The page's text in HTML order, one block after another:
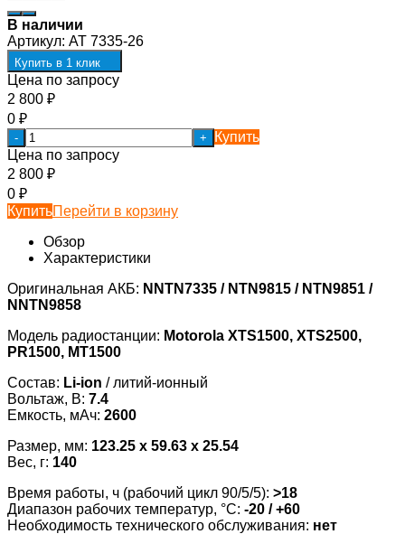
В наличии
Артикул: AT 7335-26
Купить в 1 клик
Цена по запросу
2 800 ₽
0 ₽
- +
Купить
Цена по запросу
2 800 ₽
0 ₽
КупитьПерейти в корзину
Обзор
Характеристики
Оригинальная АКБ: NNTN7335 / NTN9815 / NTN9851 /
NNTN9858
Модель радиостанции: Motorola XTS1500, XTS2500,
PR1500, MT1500
Состав: Li-ion / литий-ионный
Вольтаж, В: 7.4
Емкость, мАч: 2600
Размер, мм: 123.25 x 59.63 x 25.54
Вес, г: 140
Время работы, ч (рабочий цикл 90/5/5): >18
Диапазон рабочих температур, °С: -20 / +60
Необходимость технического обслуживания: нет